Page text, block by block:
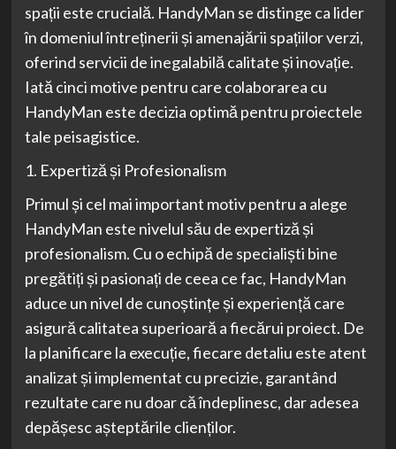
spații este crucială. HandyMan se distinge ca lider
în domeniul întreținerii și amenajării spațiilor verzi,
oferind servicii de inegalabilă calitate și inovație.
Iată cinci motive pentru care colaborarea cu
HandyMan este decizia optimă pentru proiectele
tale peisagistice.
1. Expertiză și Profesionalism
Primul și cel mai important motiv pentru a alege
HandyMan este nivelul său de expertiză și
profesionalism. Cu o echipă de specialiști bine
pregătiți și pasionați de ceea ce fac, HandyMan
aduce un nivel de cunoștințe și experiență care
asigură calitatea superioară a fiecărui proiect. De
la planificare la execuție, fiecare detaliu este atent
analizat și implementat cu precizie, garantând
rezultate care nu doar că îndeplinesc, dar adesea
depășesc așteptările clienților.